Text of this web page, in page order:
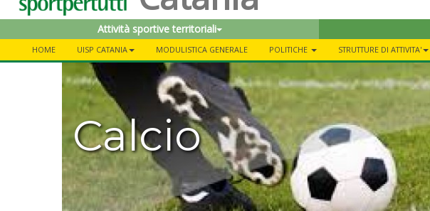
Attività sportive territoriali
HOME UISP CATANIA MODULISTICA GENERALE POLITICHE STRUTTURE DI ATTIVITA'
Calcio